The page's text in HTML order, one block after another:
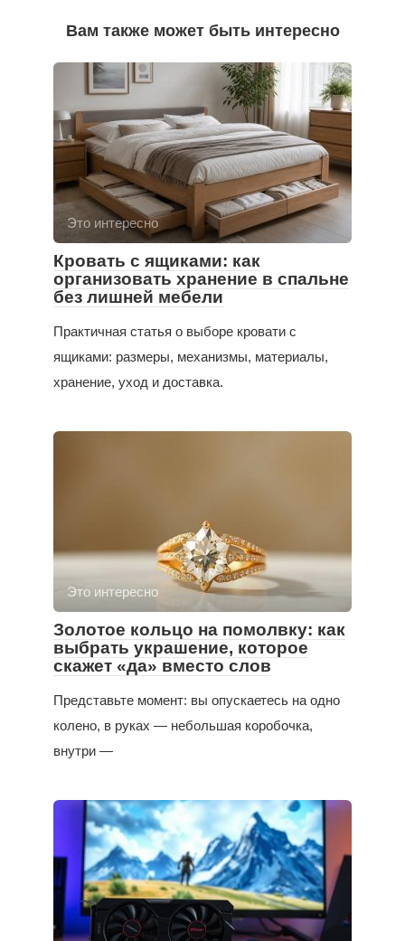
Вам также может быть интересно
Это интересно
Кровать с ящиками: как
организовать хранение в спальне
без лишней мебели
Практичная статья о выборе кровати с
ящиками: размеры, механизмы, материалы,
хранение, уход и доставка.
Это интересно
Золотое кольцо на помолвку: как
выбрать украшение, которое
скажет «да» вместо слов
Представьте момент: вы опускаетесь на одно
колено, в руках — небольшая коробочка,
внутри —